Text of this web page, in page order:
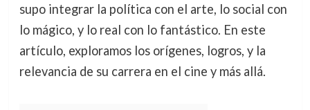
supo integrar la política con el arte, lo social con
lo mágico, y lo real con lo fantástico. En este
artículo, exploramos los orígenes, logros, y la
relevancia de su carrera en el cine y más allá.